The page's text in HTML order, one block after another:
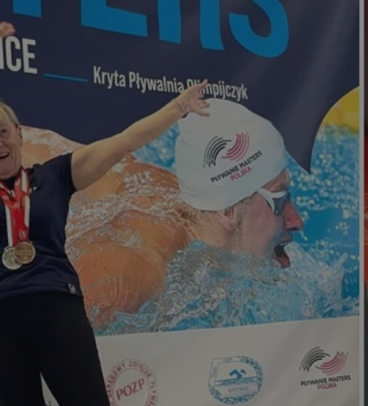
SessID rudaslaska.com.pl
QeSessID
rudaslaska.com.pl
MvSessID
.tiktok.com 1 tydzień 3 dni
__cf_bm
Cloudflare Inc.
.x.com
30 minut
__cf_bm
Cloudflare Inc.
.twitter.com
29 minut 59
sekund
VISITOR_PRIVACY_METADATA
YouTube
.youtube.com
5 miesięcy 4
tygodnie
CookieScriptConsent
CookieScript
Polityce prywatności Google